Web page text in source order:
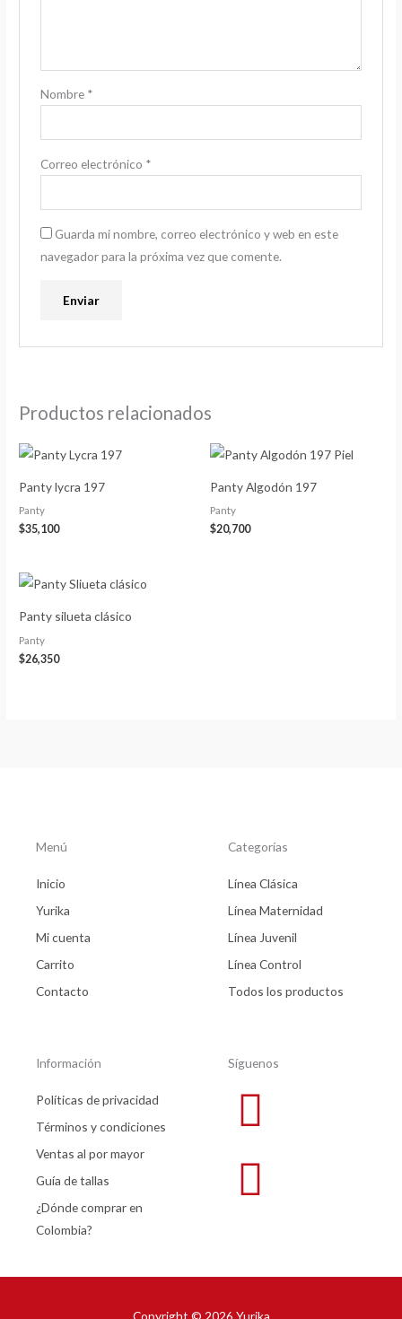
Nombre *
Correo electrónico *
Guarda mi nombre, correo electrónico y web en este
navegador para la próxima vez que comente.
Productos relacionados
Panty lycra 197
Panty
$35,100
Panty Algodón 197
Panty
$20,700
Panty silueta clásico
Panty
$26,350
Menú
Inicio
Yurika
Mi cuenta
Carrito
Contacto
Categorías
Línea Clásica
Línea Maternidad
Línea Juvenil
Línea Control
Todos los productos
Información
Políticas de privacidad
Términos y condiciones
Ventas al por mayor
Guía de tallas
¿Dónde comprar en
Colombia?
Síguenos